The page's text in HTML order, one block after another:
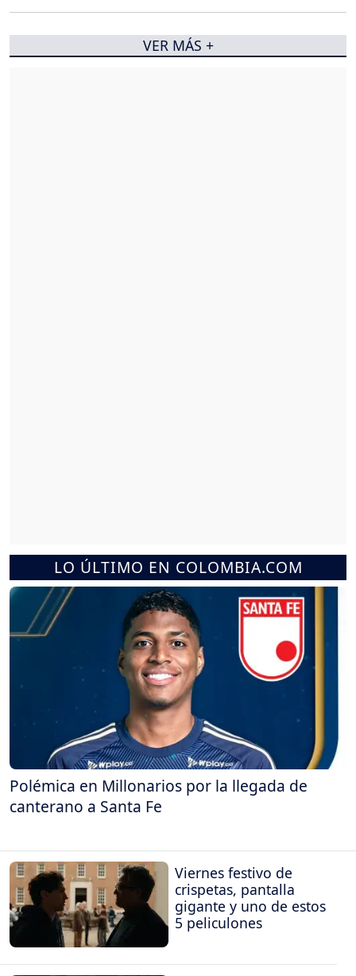
LO ÚLTIMO EN COLOMBIA.COM
Polémica en Millonarios por la llegada de
canterano a Santa Fe
Viernes festivo de
crispetas, pantalla
gigante y uno de estos
5 peliculones
VER MÁS +